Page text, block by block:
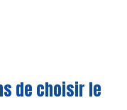
de choisir le